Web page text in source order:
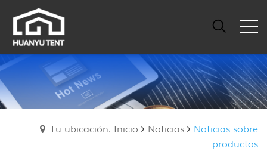
Tu ubicación: Inicio Noticias
Noticias sobre
productos